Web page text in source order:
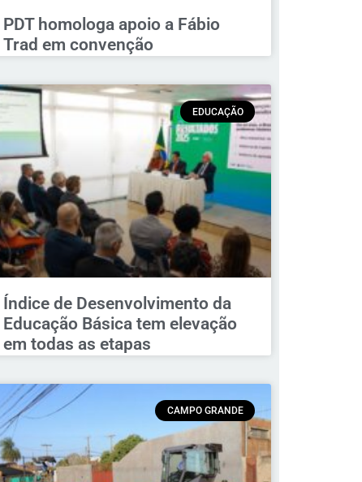
PDT homologa apoio a Fábio
Trad em convenção
EDUCAÇÃO
Índice de Desenvolvimento da
Educação Básica tem elevação
em todas as etapas
CAMPO GRANDE